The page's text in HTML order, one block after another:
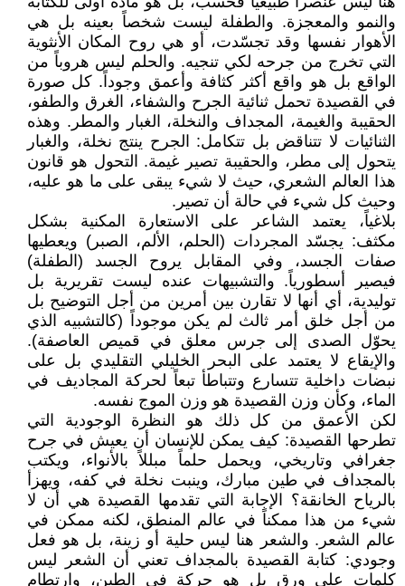
والنمو والمعجزة. والطفلة ليست شخصاً بعينه بل هي
الأهوار نفسها وقد تجسّدت، أو هي روح المكان الأنثوية
التي تخرج من جرحه لكي تنجيه. والحلم ليس هروباً من
الواقع بل هو واقع أكثر كثافة وأعمق وجوداً. كل صورة
في القصيدة تحمل ثنائية الجرح والشفاء، الغرق والطفو،
الحقيبة والغيمة، المجداف والنخلة، الغبار والمطر. وهذه
الثنائيات لا تتناقض بل تتكامل: الجرح ينتج نخلة، والغبار
يتحول إلى مطر، والحقيبة تصير غيمة. التحول هو قانون
هذا العالم الشعري، حيث لا شيء يبقى على ما هو عليه،
وحيث كل شيء في حالة أن تصير.
بلاغياً، يعتمد الشاعر على الاستعارة المكنية بشكل
مكثف: يجسّد المجردات (الحلم، الألم، الصبر) ويعطيها
صفات الجسد، وفي المقابل يروح الجسد (الطفلة)
فيصير أسطورياً. والتشبيهات عنده ليست تقريرية بل
توليدية، أي أنها لا تقارن بين أمرين من أجل التوضيح بل
من أجل خلق أمر ثالث لم يكن موجوداً (كالتشبيه الذي
يحوّل الصدى إلى جرس معلق في قميص العاصفة).
والإيقاع لا يعتمد على البحر الخليلي التقليدي بل على
نبضات داخلية تتسارع وتتباطأ تبعاً لحركة المجاديف في
الماء، وكأن وزن القصيدة هو وزن الموج نفسه.
لكن الأعمق من كل ذلك هو النظرة الوجودية التي
تطرحها القصيدة: كيف يمكن للإنسان أن يعيش في جرح
جغرافي وتاريخي، ويحمل حلماً مبللاً بالأنواء، ويكتب
بالمجداف في طين مبارك، وينبت نخلة في كفه، ويهزأ
بالرياح الخانقة؟ الإجابة التي تقدمها القصيدة هي أن لا
شيء من هذا ممكناً في عالم المنطق، لكنه ممكن في
عالم الشعر. والشعر هنا ليس حلية أو زينة، بل هو فعل
وجودي: كتابة القصيدة بالمجداف تعني أن الشعر ليس
كلمات على ورق بل هو حركة في الطين، وارتطام